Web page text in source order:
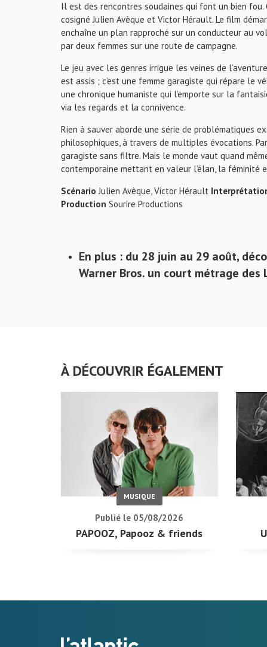
Il est des rencontres soudaines qui font un bien fou.
cosigné Julien Avèque et Victor Hérault. Le film
enchaîne un plan rapproché sur un conducteur au
par deux femmes sur une route de campagne.
Le jeu avec les genres irrigue les veines de
est assis ; c’est une femme garagiste qui répare le
une chronique humaniste qui l’emporte sur la
via les regards et la connivence.
Rien à sauver aborde une série de problématiques
philosophiques, à travers de multiples évocations.
garagiste sans filtre. Mais le monde vaut quand
contemporaine mettant en valeur l’élan, la féminité
Scénario Julien Avèque, Victor Hérault
Production Sourire Productions
En plus : du 28 juin au 29 août,
Warner Bros. un court métrage des
À DÉCOUVRIR ÉGALEMENT
MUSIQUE
Publié le 05/08/2026
PAPOOZ, Papooz & friends